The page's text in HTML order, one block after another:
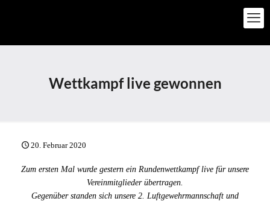
Wettkampf live gewonnen
20. Februar 2020
Zum ersten Mal wurde gestern ein Rundenwettkampf live für unsere
Vereinmitglieder übertragen.
Gegenüber standen sich unsere 2. Luftgewehrmannschaft und